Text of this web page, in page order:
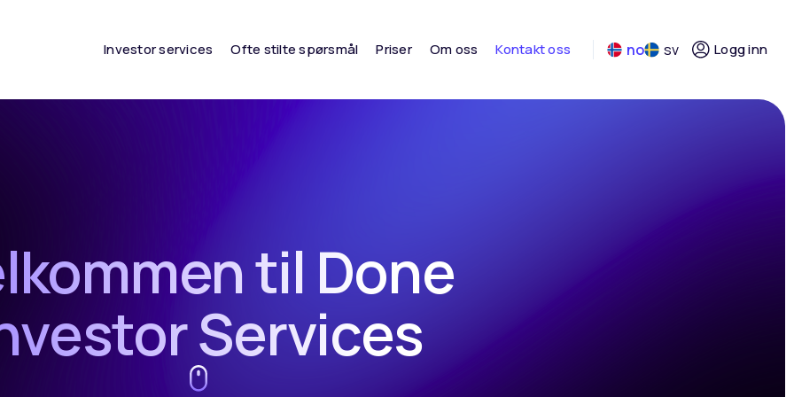
Investor services Ofte stilte spørsmål Priser Om oss Kontakt oss no sv Logg inn
til Done
Services